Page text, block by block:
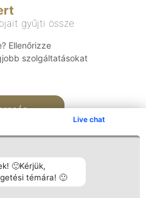
Live chat
🙂Kérjük,
témára! 🙂
gyűjti össze
Ellenőrizze
szolgáltatásokat